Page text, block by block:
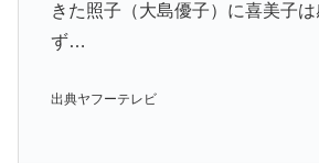
きた照子（大島優子）に喜美子
ず…
出典ヤフーテレビ